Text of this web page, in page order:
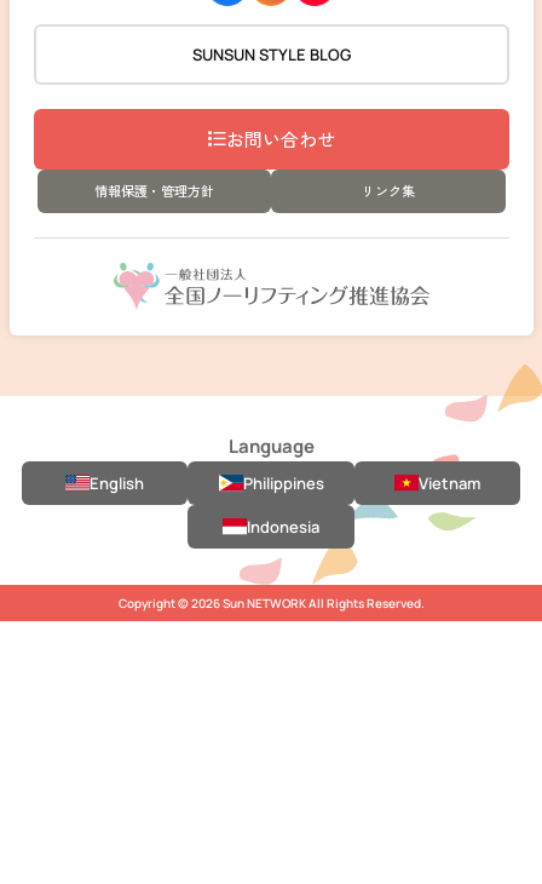
SUNSUN STYLE BLOG
お問い合わせ
情報保護・管理方針 リンク集
Language
English Philippines
Vietnam
Indonesia
Copyright © 2026 Sun NETWORK All Rights Reserved.